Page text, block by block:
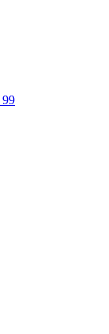
99